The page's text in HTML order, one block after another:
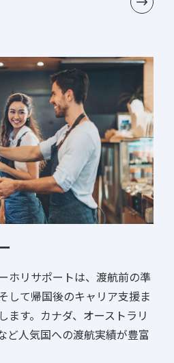
ホリサポートは、渡航前の準
して帰国後のキャリア支援ま
ます。カナダ、オーストラリ
ど人気国への渡航実績が豊富